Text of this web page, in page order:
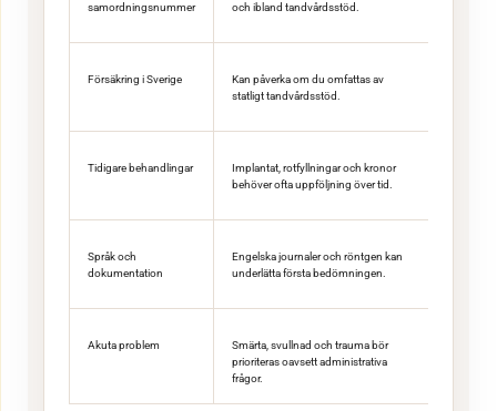
samordningsnummer
och ibland tandvårdsstöd.
Försäkring i Sverige
Kan påverka om du omfattas av
statligt tandvårdsstöd.
Tidigare behandlingar
Implantat, rotfyllningar och kronor
behöver ofta uppföljning över tid.
Språk och
dokumentation
Engelska journaler och röntgen kan
underlätta första bedömningen.
Akuta problem
Smärta, svullnad och trauma bör
prioriteras oavsett administrativa
frågor.